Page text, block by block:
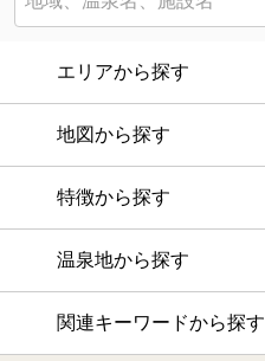
エリアから探す
地図から探す
特徴から探す
温泉地から探す
関連キーワードから探す